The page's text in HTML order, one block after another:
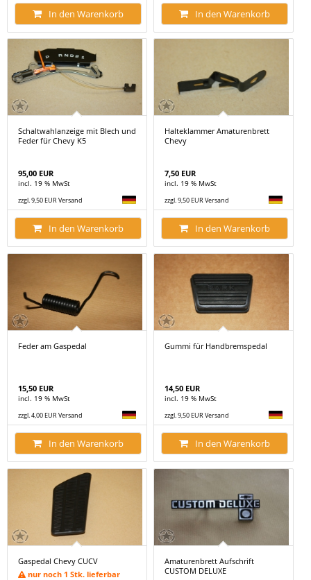
In den Warenkorb In den Warenkorb
Schaltwahlanzeige mit Blech und
Feder für Chevy K5
95,00 EUR
incl. 19 % MwSt
zzgl. 9,50 EUR Versand
In den Warenkorb
Halteklammer Amaturenbrett
Chevy
7,50 EUR
incl. 19 % MwSt
zzgl. 9,50 EUR Versand
In den Warenkorb
Feder am Gaspedal
15,50 EUR
incl. 19 % MwSt
zzgl. 4,00 EUR Versand
In den Warenkorb
Gummi für Handbremspedal
14,50 EUR
incl. 19 % MwSt
zzgl. 9,50 EUR Versand
In den Warenkorb
Gaspedal Chevy CUCV
nur noch 1 Stk. lieferbar
Amaturenbrett Aufschrift
CUSTOM DELUXE